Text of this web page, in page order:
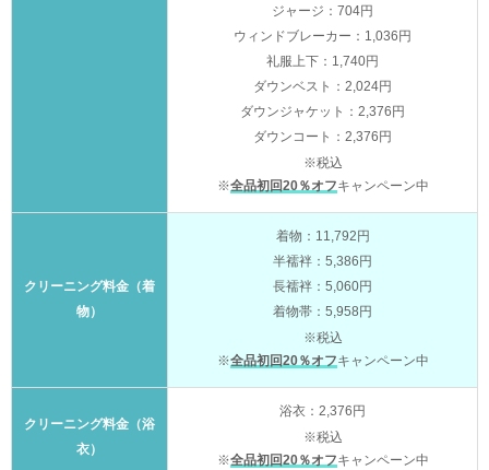
ジャージ：704円
ウィンドブレーカー：1,036円
礼服上下：1,740円
ダウンベスト：2,024円
ダウンジャケット：2,376円
ダウンコート：2,376円
※税込
※全品初回20％オフキャンペーン中
クリーニング料金（着
物）
着物：11,792円
半襦袢：5,386円
長襦袢：5,060円
着物帯：5,958円
※税込
※全品初回20％オフキャンペーン中
クリーニング料金（浴
衣）
浴衣：2,376円
※税込
※全品初回20％オフキャンペーン中